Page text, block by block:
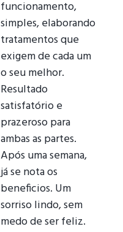
funcionamento,
simples, elaborando
tratamentos que
exigem de cada um
o seu melhor.
Resultado
satisfatório e
prazeroso para
ambas as partes.
Após uma semana,
já se nota os
beneficios. Um
sorriso lindo, sem
medo de ser feliz.